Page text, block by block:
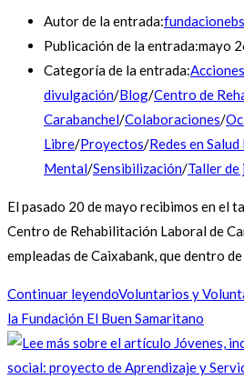
Autor de la entrada:fundacionebs
Publicación de la entrada:mayo
Categoría de la entrada:
divulgación/Blog/Centro de
Carabanchel/Colaboraciones/
Libre/Proyectos/Redes en
Mental/Sensibilización/Taller
El pasado 20 de mayo recibimos en el
Centro de Rehabilitación Laboral de
empleadas de Caixabank, que dentro
Continuar leyendoVoluntarios y
la Fundación El Buen Samaritano